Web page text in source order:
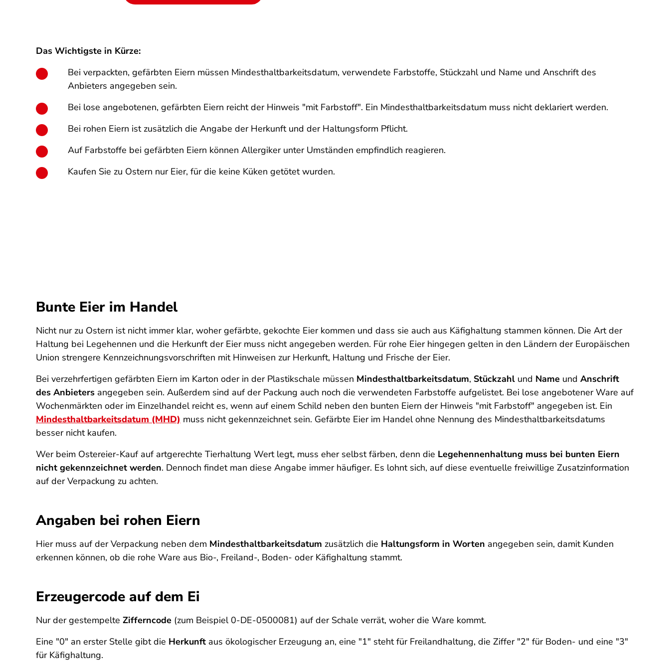
Das Wichtigste in Kürze:
Bei verpackten, gefärbten Eiern müssen Mindesthaltbarkeitsdatum, verwendete Farbstoffe, Stückzahl und Name und Anschrift des
Anbieters angegeben sein.
Bei lose angebotenen, gefärbten Eiern reicht der Hinweis "mit Farbstoff". Ein Mindesthaltbarkeitsdatum muss nicht deklariert werden.
Bei rohen Eiern ist zusätzlich die Angabe der Herkunft und der Haltungsform Pflicht.
Auf Farbstoffe bei gefärbten Eiern können Allergiker unter Umständen empfindlich reagieren.
Kaufen Sie zu Ostern nur Eier, für die keine Küken getötet wurden.
Bunte Eier im Handel
Nicht nur zu Ostern ist nicht immer klar, woher gefärbte, gekochte Eier kommen und dass sie auch aus Käfighaltung stammen können. Die Art der
Haltung bei Legehennen und die Herkunft der Eier muss nicht angegeben werden. Für rohe Eier hingegen gelten in den Ländern der Europäischen
Union strengere Kennzeichnungsvorschriften mit Hinweisen zur Herkunft, Haltung und Frische der Eier.
Bei verzehrfertigen gefärbten Eiern im Karton oder in der Plastikschale müssen Mindesthaltbarkeitsdatum, Stückzahl und Name und Anschrift
des Anbieters angegeben sein. Außerdem sind auf der Packung auch noch die verwendeten Farbstoffe aufgelistet. Bei lose angebotener Ware auf
Wochenmärkten oder im Einzelhandel reicht es, wenn auf einem Schild neben den bunten Eiern der Hinweis "mit Farbstoff" angegeben ist. Ein
Mindesthaltbarkeitsdatum (MHD) muss nicht gekennzeichnet sein. Gefärbte Eier im Handel ohne Nennung des Mindesthaltbarkeitsdatums
besser nicht kaufen.
Wer beim Ostereier-Kauf auf artgerechte Tierhaltung Wert legt, muss eher selbst färben, denn die Legehennenhaltung muss bei bunten Eiern
nicht gekennzeichnet werden. Dennoch findet man diese Angabe immer häufiger. Es lohnt sich, auf diese eventuelle freiwillige Zusatzinformation
auf der Verpackung zu achten.
Angaben bei rohen Eiern
Hier muss auf der Verpackung neben dem Mindesthaltbarkeitsdatum zusätzlich die Haltungsform in Worten angegeben sein, damit Kunden
erkennen können, ob die rohe Ware aus Bio-, Freiland-, Boden- oder Käfighaltung stammt.
Erzeugercode auf dem Ei
Nur der gestempelte Zifferncode (zum Beispiel 0-DE-0500081) auf der Schale verrät, woher die Ware kommt.
Eine "0" an erster Stelle gibt die Herkunft aus ökologischer Erzeugung an, eine "1" steht für Freilandhaltung, die Ziffer "2" für Boden- und eine "3"
für Käfighaltung.